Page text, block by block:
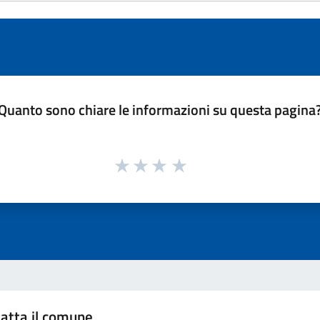
sono chiare le informazioni su questa